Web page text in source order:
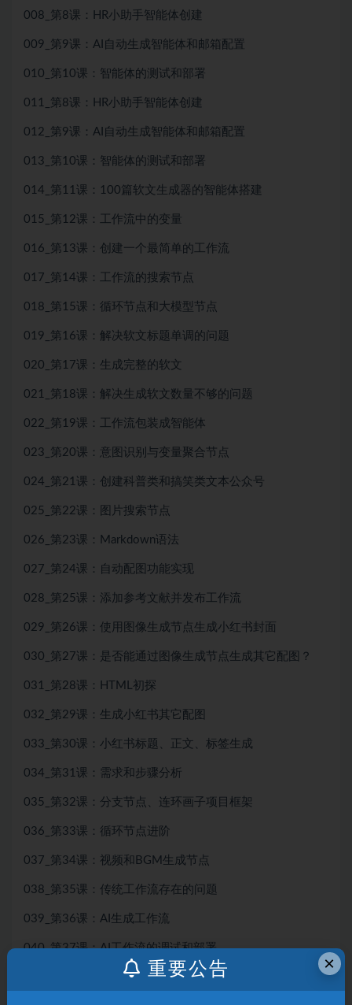
008_第8课：HR小助手智能体创建
009_第9课：AI自动生成智能体和邮箱配置
010_第10课：智能体的测试和部署
011_第8课：HR小助手智能体创建
012_第9课：AI自动生成智能体和邮箱配置
013_第10课：智能体的测试和部署
014_第11课：100篇软文生成器的智能体搭建
015_第12课：工作流中的变量
016_第13课：创建一个最简单的工作流
017_第14课：工作流的搜索节点
018_第15课：循环节点和大模型节点
019_第16课：解决软文标题单调的问题
020_第17课：生成完整的软文
021_第18课：解决生成软文数量不够的问题
022_第19课：工作流包装成智能体
023_第20课：意图识别与变量聚合节点
024_第21课：创建科普类和搞笑类文本公众号
025_第22课：图片搜索节点
026_第23课：Markdown语法
027_第24课：自动配图功能实现
028_第25课：添加参考文献并发布工作流
029_第26课：使用图像生成节点生成小红书封面
030_第27课：是否能通过图像生成节点生成其它配图？
031_第28课：HTML初探
032_第29课：生成小红书其它配图
033_第30课：小红书标题、正文、标签生成
034_第31课：需求和步骤分析
035_第32课：分支节点、连环画子项目框架
036_第33课：循环节点进阶
037_第34课：视频和BGM生成节点
038_第35课：传统工作流存在的问题
039_第36课：AI生成工作流
040_第37课：AI工作流的调试和部署
041_第38课：Vibe Coding入门
×
重要公告